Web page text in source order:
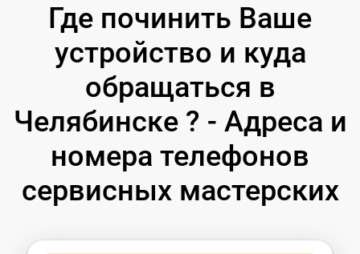
Где починить Ваше
устройство и куда
обращаться в
Челябинске ? - Адреса и
номера телефонов
сервисных мастерских